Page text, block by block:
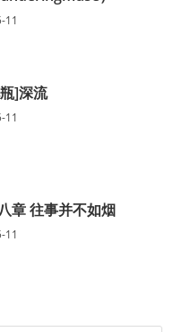
11
]深流
11
章 往事并不如烟
11